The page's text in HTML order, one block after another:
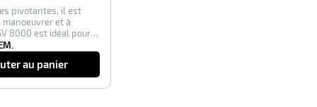
pivotantes, il est
et à
8000 est idéal pour
au panier